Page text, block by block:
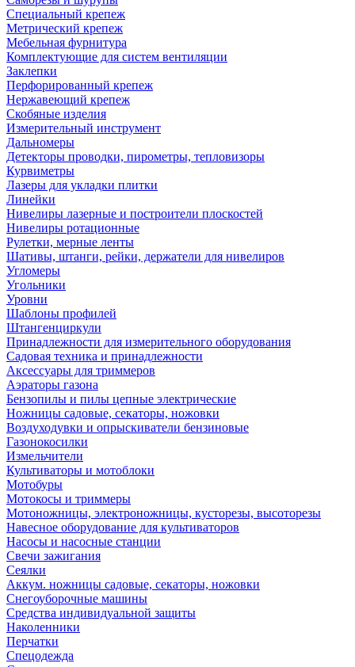
Специальный крепеж
Метрический крепеж
Мебельная фурнитура
Комплектующие для систем вентиляции
Заклепки
Перфорированный крепеж
Нержавеющий крепеж
Скобяные изделия
Измерительный инструмент
Дальномеры
Детекторы проводки, пирометры, тепловизоры
Курвиметры
Лазеры для укладки плитки
Линейки
Нивелиры лазерные и построители плоскостей
Нивелиры ротационные
Рулетки, мерные ленты
Шативы, штанги, рейки, держатели для нивелиров
Угломеры
Угольники
Уровни
Шаблоны профилей
Штангенциркули
Принадлежности для измерительного оборудования
Садовая техника и принадлежности
Аксессуары для триммеров
Аэраторы газона
Бензопилы и пилы цепные электрические
Ножницы садовые, секаторы, ножовки
Воздуходувки и опрыскиватели бензиновые
Газонокосилки
Измельчители
Культиваторы и мотоблоки
Мотобуры
Мотокосы и триммеры
Мотоножницы, электроножницы, кусторезы, высоторезы
Навесное оборудование для культиваторов
Насосы и насосные станции
Свечи зажигания
Сеялки
Аккум. ножницы садовые, секаторы, ножовки
Снегоуборочные машины
Средства индивидуальной защиты
Наколенники
Перчатки
Спецодежда